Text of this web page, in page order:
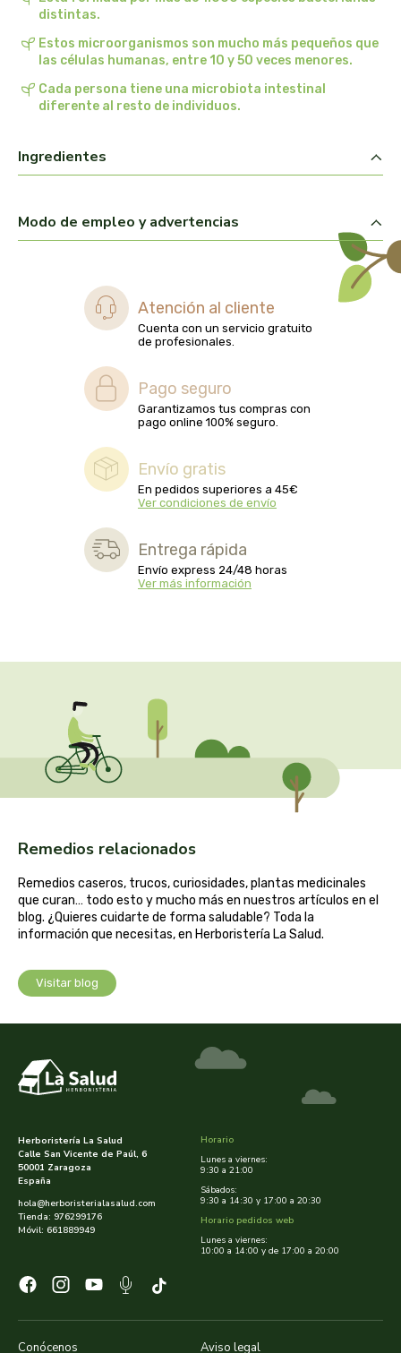
distintas.
Estos microorganismos son mucho más pequeños que
las células humanas, entre 10 y 50 veces menores.
Cada persona tiene una microbiota intestinal
diferente al resto de individuos.
Ingredientes
Modo de empleo y advertencias
Atención al cliente
Cuenta con un servicio gratuito
de profesionales.
Pago seguro
Garantizamos tus compras con
pago online 100% seguro.
Envío gratis
En pedidos superiores a 45€
Ver condiciones de envío
Entrega rápida
Envío express 24/48 horas
Ver más información
Remedios relacionados
Remedios caseros, trucos, curiosidades, plantas medicinales
que curan… todo esto y mucho más en nuestros artículos en el
blog. ¿Quieres cuidarte de forma saludable? Toda la
información que necesitas, en Herboristería La Salud.
Visitar blog
Herboristería La Salud
Calle San Vicente de Paúl, 6
50001 Zaragoza
España
hola@herboristerialasalud.com
Tienda: 976299176
Móvil: 661889949
Conócenos Aviso legal
Horario
Lunes a viernes:
9:30 a 21:00
Sábados:
9:30 a 14:30 y 17:00 a 20:30
Horario pedidos web
Lunes a viernes:
10:00 a 14:00 y de 17:00 a 20:00
calmmabis
camaleon
captain kombucha
casa ibañez
castagno
catalysis
cavalier
cien por cien natural
como una reina
cooperativa del campo virgen de la esperanza
d shila
deiters
derbos
designs for health
dielisa
dietmed
dioxilife
dis
dolores guembe
dr dunner